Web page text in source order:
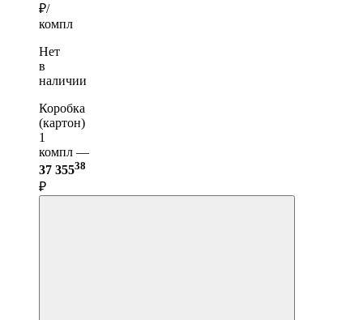
₽/
компл
Нет
в
наличии
Коробка
(картон)
1
компл —
37 35538
₽